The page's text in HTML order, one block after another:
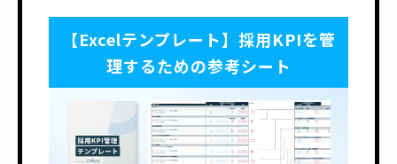
【Excelテンプレート】採用KPIを管
理するための参考シート